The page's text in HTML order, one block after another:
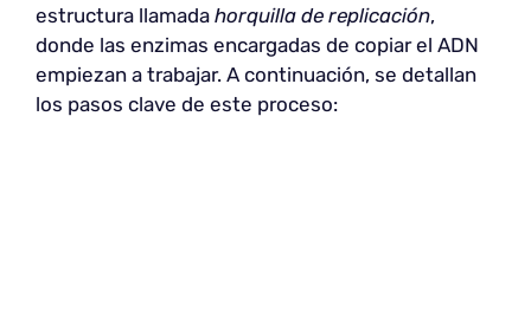
estructura llamada horquilla de replicación,
donde las enzimas encargadas de copiar el ADN
empiezan a trabajar. A continuación, se detallan
los pasos clave de este proceso: